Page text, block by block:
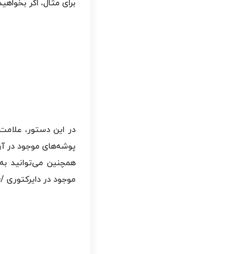
برای مثال، اگر
پوشه‌های موجود در
همچنین می‌توانید
موجود در دایرکتوری /home را جستجو و نمایش می‌دهد: